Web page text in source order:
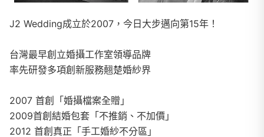
J2 Wedding成立於2007，今日大步邁向第15年！
台灣最早創立婚攝工作室領導品牌
率先研發多項創新服務翹楚婚紗界
2007 首創「婚攝檔案全贈」
2009首創結婚包套「不推銷、不加價」
2012 首創真正「手工婚紗不分區」